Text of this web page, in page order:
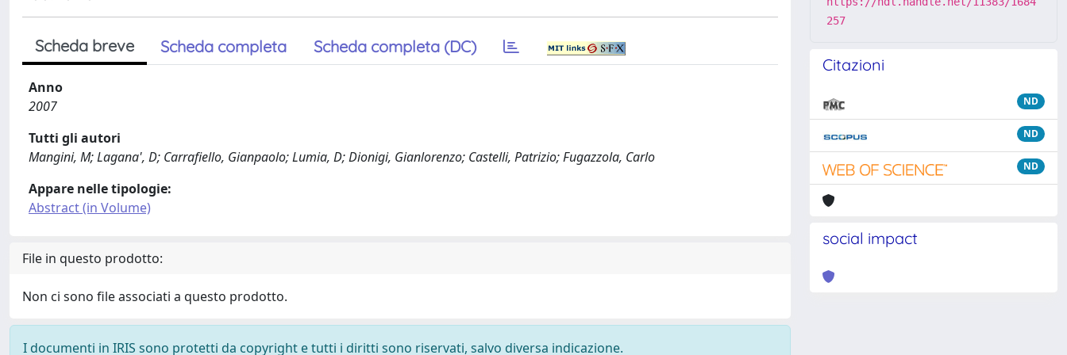
Scheda breve Scheda completa Scheda completa (DC)
Anno
2007
Tutti gli autori
Mangini, M; Lagana', D; Carrafiello, Gianpaolo; Lumia, D; Dionigi, Gianlorenzo; Castelli, Patrizio; Fugazzola, Carlo
Appare nelle tipologie:
Abstract (in Volume)
File in questo prodotto:
Non ci sono file associati a questo prodotto.
I documenti in IRIS sono protetti da copyright e tutti i diritti sono riservati, salvo diversa indicazione.
257
Citazioni
ND
ND
ND
social impact